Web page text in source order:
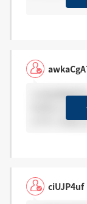
＞ciUJP4uf
りがとうご
イページの
ciUJP4uf